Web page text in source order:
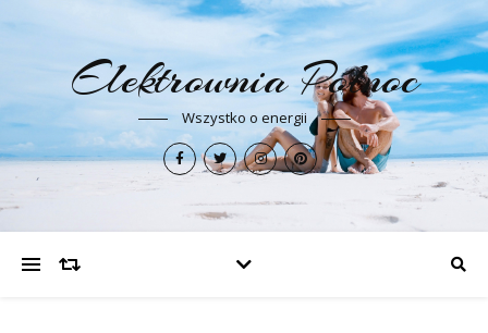
Elektrownia Północ
Wszystko o energii